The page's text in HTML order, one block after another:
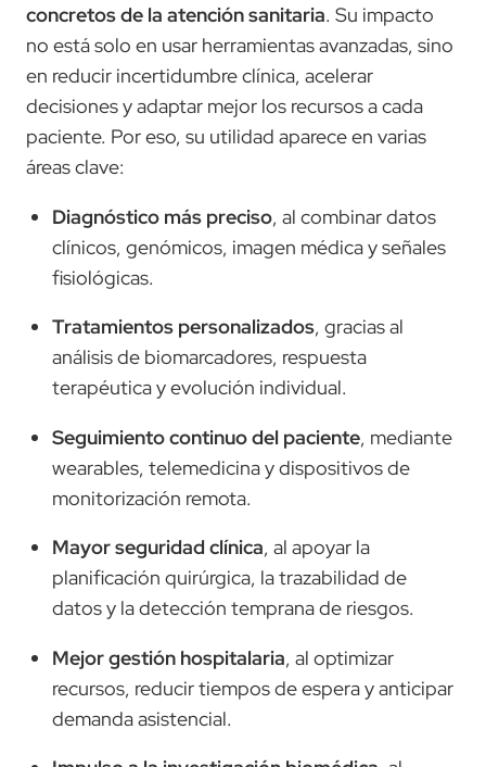
concretos de la atención sanitaria. Su impacto
no está solo en usar herramientas avanzadas, sino
en reducir incertidumbre clínica, acelerar
decisiones y adaptar mejor los recursos a cada
paciente. Por eso, su utilidad aparece en varias
áreas clave:
Diagnóstico más preciso, al combinar datos
clínicos, genómicos, imagen médica y señales
fisiológicas.
Tratamientos personalizados, gracias al
análisis de biomarcadores, respuesta
terapéutica y evolución individual.
Seguimiento continuo del paciente, mediante
wearables, telemedicina y dispositivos de
monitorización remota.
Mayor seguridad clínica, al apoyar la
planificación quirúrgica, la trazabilidad de
datos y la detección temprana de riesgos.
Mejor gestión hospitalaria, al optimizar
recursos, reducir tiempos de espera y anticipar
demanda asistencial.